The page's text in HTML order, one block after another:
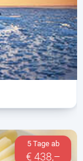
5 Tage ab
€ 438,–